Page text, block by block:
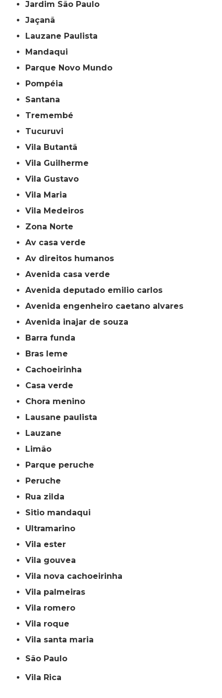
Jardim São Paulo
Jaçanã
Lauzane Paulista
Mandaqui
Parque Novo Mundo
Pompéia
Santana
Tremembé
Tucuruvi
Vila Butantã
Vila Guilherme
Vila Gustavo
Vila Maria
Vila Medeiros
Zona Norte
av casa verde
av direitos humanos
avenida casa verde
avenida deputado emilio carlos
avenida engenheiro caetano alvares
avenida inajar de souza
barra funda
bras leme
cachoeirinha
casa verde
chora menino
lausane paulista
lauzane
limão
parque peruche
peruche
rua zilda
sitio mandaqui
ultramarino
vila ester
vila gouvea
vila nova cachoeirinha
vila palmeiras
vila romero
vila roque
vila santa maria
São Paulo
Vila Rica